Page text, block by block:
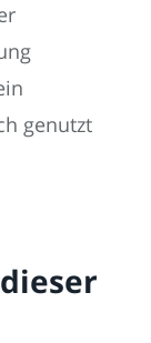
genutzt